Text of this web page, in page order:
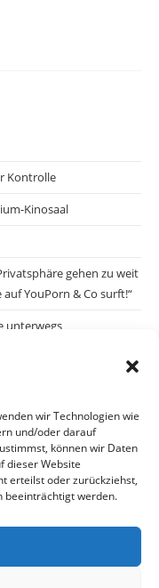
wir Technologien wie
und/oder darauf
können wir Daten
dieser Website
erteilst oder zurückziehst,
beeinträchtigt werden.
Kontrolle
Kinosaal
gehen zu weit
YouPorn & Co surft!“
unterwegs
einem Anschlag wäre